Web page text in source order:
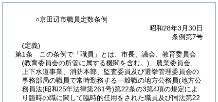
○京田辺市職員定数条例
昭和28年3月30日
条例第7号
(定義)
第1条
この条例で「職員」とは、市長、議会、教育委員会
(教育委員会の所管に属する機関を含む。) 、農業委員会、
上下水道事業、消防本部、監査委員及び選挙管理委員会の
事務部局の職員で常時勤務する一般職の地方公務員(地方公
務員法(昭和25年法律第261号)第22条の3第4項の規定によ
り臨時の職に関して臨時的任用をされた職員及び同法第22